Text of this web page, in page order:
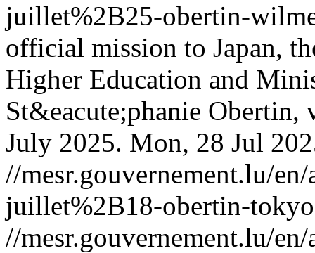
juillet%2B25-obertin-
official mission to Japan,
Higher Education and
St&eacute;phanie
July 2025. Mon, 28 Jul
//mesr.gouvernement.lu/
juillet%2B18-obertin-
//mesr.gouvernement.lu/